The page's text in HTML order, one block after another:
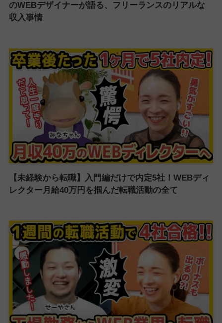
のWEBデザイナーが語る、フリーランスのリアルな
収入事情
【未経験から転職】入門編だけで内定5社！WEBディ
レクター月給40万円を掴んだ転職活動の全て